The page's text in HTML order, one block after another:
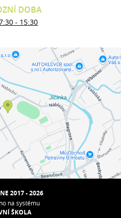
DOBA
- 15:30
2017 - 2026
na systému
ŠKOLA